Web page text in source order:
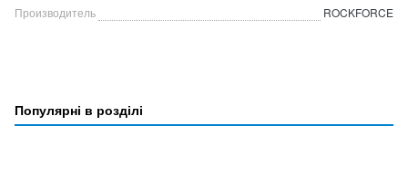
Производитель
ROCKFORCE
Популярні в розділі